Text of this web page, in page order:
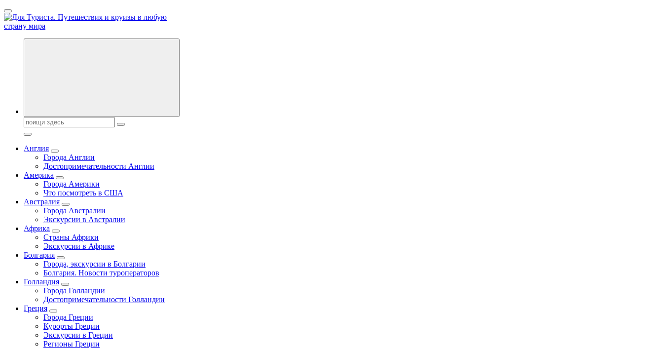
Перейти
к
содержанию
Новости туризма, куда поехать на отдых, где провести отпуск. Горящие туры, путёвки в дома отдыха, туристическое снаряжение, путеводители по странам мира
Поиск:
Англия
Города Англии
Достопримечательности Англии
Америка
Города Америки
Что посмотреть в США
Австралия
Города Австралии
Экскурсии в Австралии
Африка
Страны Африки
Экскурсии в Африке
Болгария
Города, экскурсии в Болгарии
Болгария. Новости туроператоров
Голландия
Города Голландии
Достопримечательности Голландии
Греция
Города Греции
Курорты Греции
Экскурсии в Греции
Регионы Греции